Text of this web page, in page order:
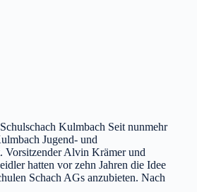
Kulmbach Seit nunmehr
Jugend- und
Vorsitzender Alvin Krämer und
hatten vor zehn Jahren die Idee
Schach AGs anzubieten. Nach